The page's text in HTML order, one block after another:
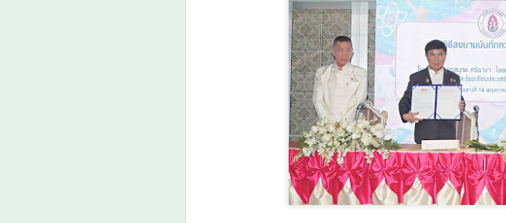
AUG
7
กรมวิทยาศาสตร์บริการ
การ ยกระดับนวัตกรรม
ชุมชน
📌กรมวิทยาศาสตร์บริการ ติดตามผ
นวัตกรรมอาหาร สร้างมูลค่าเพิ่มผ
กรมวิทยาศาสตร์บริการ (วศ.) กระท